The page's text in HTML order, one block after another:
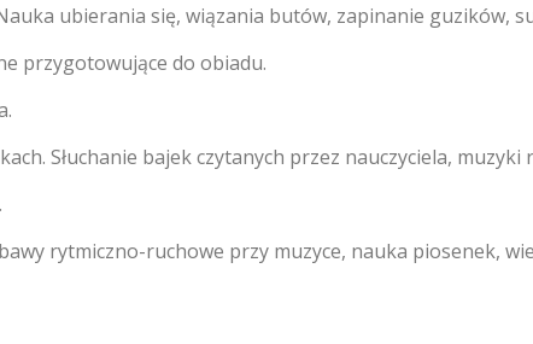
ubierania się, wiązania butów, zapinanie guzików,
przygotowujące do obiadu.
Słuchanie bajek czytanych przez nauczyciela, muzyki
rytmiczno-ruchowe przy muzyce, nauka piosenek,